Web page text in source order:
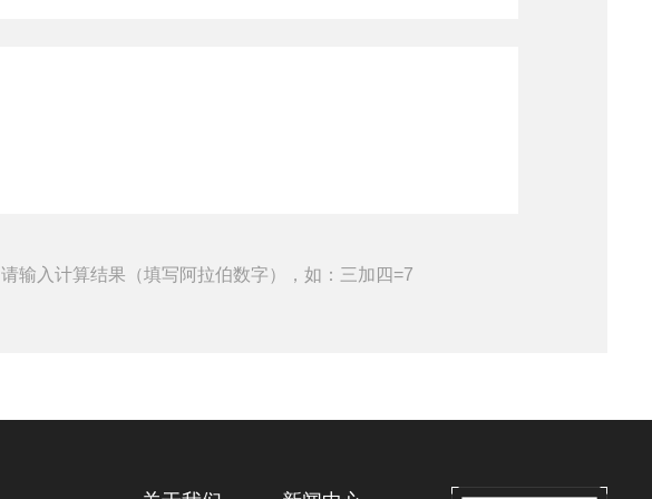
请输入计算结果（填写阿拉伯数字），如：三加四=7